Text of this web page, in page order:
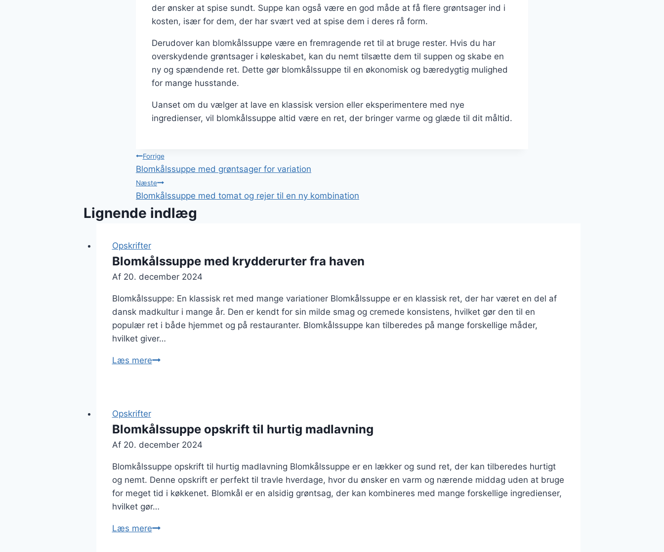
der ønsker at spise sundt. Suppe kan også være en god måde at få flere grøntsager ind i
kosten, især for dem, der har svært ved at spise dem i deres rå form.
Derudover kan blomkålssuppe være en fremragende ret til at bruge rester. Hvis du har
overskydende grøntsager i køleskabet, kan du nemt tilsætte dem til suppen og skabe en
ny og spændende ret. Dette gør blomkålssuppe til en økonomisk og bæredygtig mulighed
for mange husstande.
Uanset om du vælger at lave en klassisk version eller eksperimentere med nye
ingredienser, vil blomkålssuppe altid være en ret, der bringer varme og glæde til dit måltid.
Indlægsnavigation
Forrige
Blomkålssuppe med grøntsager for variation
Næste
Blomkålssuppe med tomat og rejer til en ny kombination
Lignende indlæg
Opskrifter
Blomkålssuppe med krydderurter fra haven
Af 20. december 2024
Blomkålssuppe: En klassisk ret med mange variationer Blomkålssuppe er en klassisk ret, der har været en del af
dansk madkultur i mange år. Den er kendt for sin milde smag og cremede konsistens, hvilket gør den til en
populær ret i både hjemmet og på restauranter. Blomkålssuppe kan tilberedes på mange forskellige måder,
hvilket giver…
Læs mereBlomkålssuppe
Opskrifter
Blomkålssuppe opskrift til hurtig madlavning
Af 20. december 2024
Blomkålssuppe opskrift til hurtig madlavning Blomkålssuppe er en lækker og sund ret, der kan tilberedes hurtigt
og nemt. Denne opskrift er perfekt til travle hverdage, hvor du ønsker en varm og nærende middag uden at bruge
for meget tid i køkkenet. Blomkål er en alsidig grøntsag, der kan kombineres med mange forskellige ingredienser,
hvilket gør…
Læs mereBlomkålssuppe